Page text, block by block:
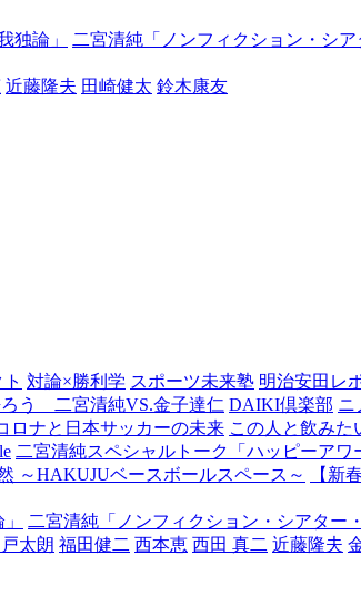
独論」
二宮清純「ノンフィクション・シ
近藤隆夫 田崎健太 鈴木康友
対論×勝利学 スポーツ未来塾 明治安田レ
ろう 二宮清純VS.金子達仁 DAIKI倶楽部 ニ
ロナと日本サッカーの未来 この人と飲みた
二宮清純スペシャルトーク「ハッピーアワ
～HAKUJUベースボールスペース～
【新
二宮清純「ノンフィクション・シアター
太朗 福田健二 西本恵 西田 真二 近藤隆夫